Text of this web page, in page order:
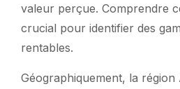
valeur perçue. Comprendre
crucial pour identifier des
rentables.
Géographiquement, la région